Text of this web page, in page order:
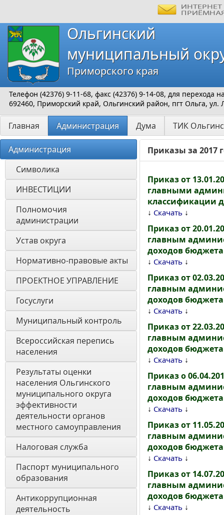
Ольгинский
муниципальный
Приморского края
Телефон (42376) 9-11-68, факс (42376) 9-14-08, для перехода
692460, Приморский край, Ольгинский район, пгт Ольга, ул.
Главная Администрация Дума ТИК
Администрация
Символика
ИНВЕСТИЦИИ
Полномочия
администрации
Устав округа
Нормативно-правовые акты
ПРОЕКТНОЕ УПРАВЛЕНИЕ
Госуслуги
Муниципальный контроль
Всероссийская перепись
населения
Результаты оценки
населения Ольгинского
муниципального округа
эффективности
деятельности органов
местного самоуправления
Налоговая служба
Паспорт муниципального
образования
Антикоррупционная
деятельность
Приказы за 2017
Приказ от
главными
классификации
↓ Скачать ↓
Приказ от
главным
доходов
↓ Скачать ↓
Приказ от
главным
доходов
↓ Скачать ↓
Приказ от
главным
доходов
↓ Скачать ↓
Приказ о
главным
доходов
↓ Скачать ↓
Приказ от
главным
доходов
↓ Скачать ↓
Приказ от
главным
доходов
↓ Скачать ↓